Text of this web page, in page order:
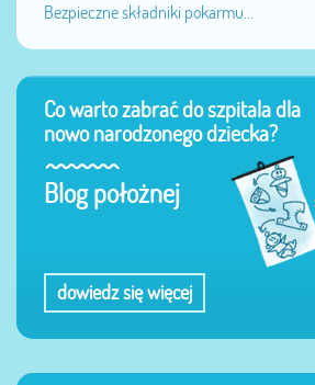
Bezpieczne składniki pokarmu...
Co warto zabrać do szpitala dla
nowo narodzonego dziecka?
Blog położnej
dowiedz się więcej